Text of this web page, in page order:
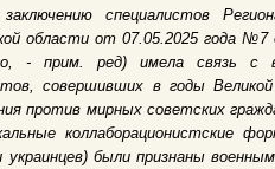
заключению специалистов
области от 07.05.2025 года
- прим. ред) имела связь с
совершивших в годы
против мирных советских
коллаборационистские
украинцев) были признаны